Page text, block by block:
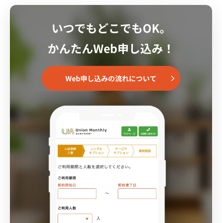
いつでもどこでもOK。
かんたんWeb申し込み！
Web申し込みの流れについて